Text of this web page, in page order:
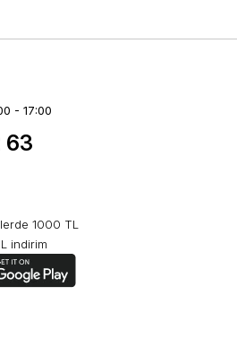
- 17:00
63
1000 TL
indirim